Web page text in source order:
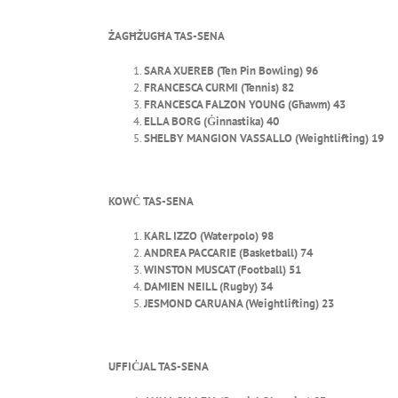
ŻAGĦŻUGĦA TAS-SENA
SARA XUEREB (Ten Pin Bowling) 96
FRANCESCA CURMI (Tennis) 82
FRANCESCA FALZON YOUNG (Għawm) 43
ELLA BORG (Ġinnastika) 40
SHELBY MANGION VASSALLO (Weightlifting) 19
KOWĊ TAS-SENA
KARL IZZO (Waterpolo) 98
ANDREA PACCARIE (Basketball) 74
WINSTON MUSCAT (Football) 51
DAMIEN NEILL (Rugby) 34
JESMOND CARUANA (Weightlifting) 23
UFFIĊJAL TAS-SENA